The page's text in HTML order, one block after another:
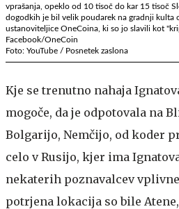
vprašanja, opeklo od 10 tisoč do kar 15 tisoč
dogodkih je bil velik poudarek na gradnji kulta
ustanoviteljice OneCoina, ki so jo slavili kot
Facebook/OneCoin
Foto: YouTube / Posnetek zaslona
Kje se trenutno nahaja
mogoče, da je odpotovala na
Bolgarijo, Nemčijo, od koder
celo v Rusijo, kjer ima
nekaterih poznavalcev
potrjena lokacija so bile